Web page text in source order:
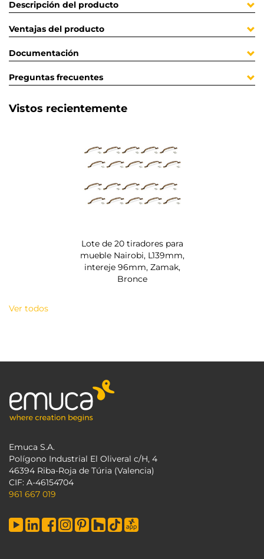
Descripción del producto
Ventajas del producto
Documentación
Preguntas frecuentes
Vistos recientemente
Lote de 20 tiradores para
mueble Nairobi, L139mm,
intereje 96mm, Zamak,
Bronce
Ver todos
Emuca S.A.
Polígono Industrial El Oliveral c/H, 4
46394 Riba-Roja de Túria (Valencia)
CIF: A-46154704
961 667 019